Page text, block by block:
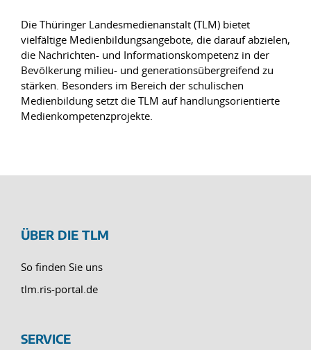
Die Thüringer Landesmedienanstalt (TLM) bietet
vielfältige Medienbildungsangebote, die darauf abzielen,
die Nachrichten- und Informationskompetenz in der
Bevölkerung milieu- und generationsübergreifend zu
stärken. Besonders im Bereich der schulischen
Medienbildung setzt die TLM auf handlungsorientierte
Medienkompetenzprojekte.
ÜBER DIE TLM
So finden Sie uns
tlm.ris-portal.de
SERVICE